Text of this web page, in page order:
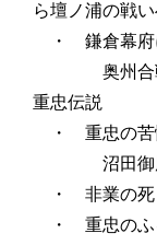
ら壇ノ浦の戦
・ 鎌倉幕府
奥州合戦・
重忠伝説
・ 重忠の苦
沼田御厨
・ 非業の死
・ 重忠のふ